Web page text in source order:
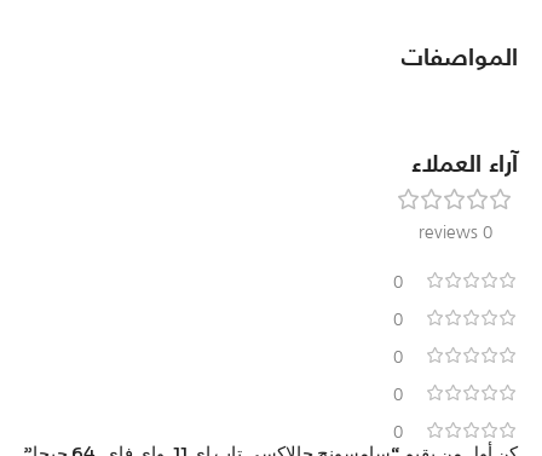
المواصفات
آراء العملاء
0 reviews
0
0
0
0
0